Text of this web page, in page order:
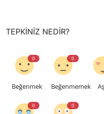
TEPKINIZ NEDIR?
0
Beğenmek
0
Beğenmemek
0 0